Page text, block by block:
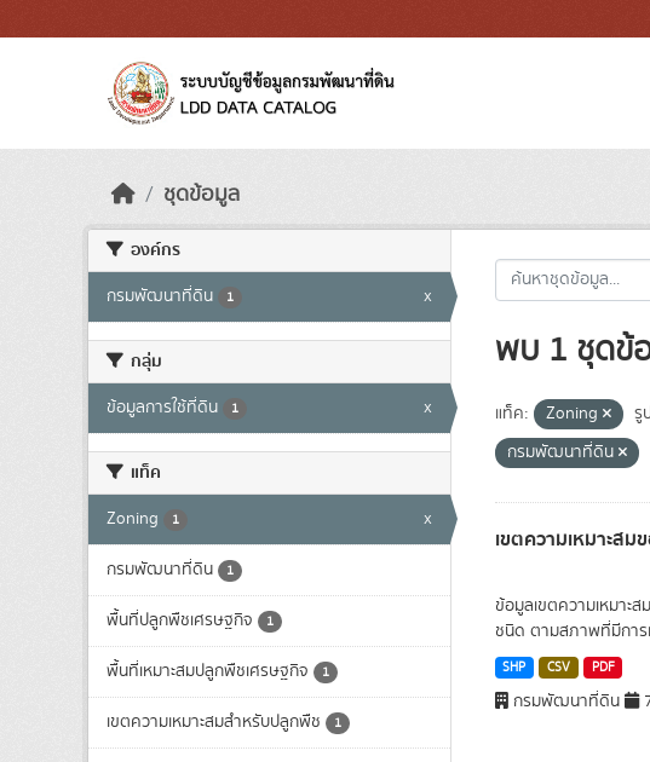
ชุดข้อมูล
องค์กร
กรมพัฒนาที่ดิน 1 x
กลุ่ม
ข้อมูลการใช้ที่ดิน 1 x
แท็ค
Zoning 1 x
กรมพัฒนาที่ดิน 1
พื้นที่ปลูกพืชเศรษฐกิจ 1
พื้นที่เหมาะสมปลูกพืชเศรษฐกิจ 1
เขตความเหมาะสมสำหรับปลูกพืช 1
พบ 1 ชุดข้
แท็ค: Zoning รู
กรมพัฒนาที่ดิน
เขตความเหมาะส
ข้อมูลเขตความเหมาะ
ชนิด ตามสภาพที่มีการ
SHP CSV PDF
กรมพัฒนาที่ดิน